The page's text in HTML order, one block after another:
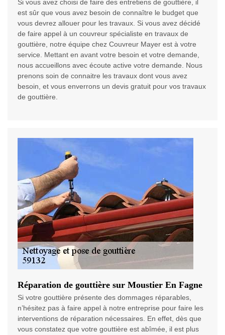
Si vous avez choisi de faire des entretiens de gouttière, il
est sûr que vous avez besoin de connaître le budget que
vous devrez allouer pour les travaux. Si vous avez décidé
de faire appel à un couvreur spécialiste en travaux de
gouttière, notre équipe chez Couvreur Mayer est à votre
service. Mettant en avant votre besoin et votre demande,
nous accueillons avec écoute active votre demande. Nous
prenons soin de connaitre les travaux dont vous avez
besoin, et vous enverrons un devis gratuit pour vos travaux
de gouttière.
Réparation de gouttière sur Moustier En Fagne
Si votre gouttière présente des dommages réparables,
n’hésitez pas à faire appel à notre entreprise pour faire les
interventions de réparation nécessaires. En effet, dès que
vous constatez que votre gouttière est abîmée, il est plus